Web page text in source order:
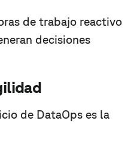
de trabajo reactivo
decisiones
de DataOps es la